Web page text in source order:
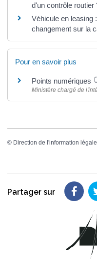
d'un contrôle routier
Véhicule en leasing
changement sur la
Pour en savoir plus
Points numériques
Ministère chargé de
© Direction de l'information
Partager sur